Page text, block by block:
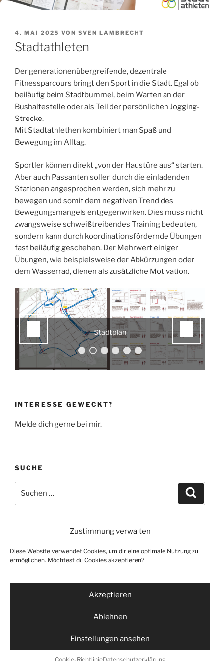
Zustimmung verwalten
Diese Website verwendet Cookies, um dir eine optimale Nutzung zu
ermöglichen. Möchtest du Cookies akzeptieren?
Akzeptieren
Ablehnen
Einstellungen ansehen
Cookie-RichtlinieDatenschutzerklärung
VERÖFFENTLICHT
AM
4. MAI 2025 VON SVEN LAMBRECHT
Stadtathleten
Der generationenübergreifende, dezentrale
Fitnessparcours bringt den Sport in die Stadt. Egal ob
beiläufig beim Stadtbummel, beim Warten an der
Bushaltestelle oder als Teil der persönlichen Jogging-
Strecke.
Mit Stadt­athlethen kombiniert man Spaß und
Bewegung im Alltag.
Sportler können direkt „von der Haustüre aus“ starten.
Aber auch Passanten sollen durch die einladenden
Stationen angesprochen werden, sich mehr zu
bewegen und somit dem negativen Trend des
Bewegungsmangels entgegenwirken. Dies muss nicht
zwangsweise schweißtreibendes Training bedeuten,
sondern kann durch koordinationsfördernde Übungen
fast beiläufig geschehen. Der Mehrwert einiger
Übungen, wie beispielsweise der Abkürzungen oder
dem Wasserrad, dienen als zusätzliche Motivation.
Stadtplan
INTERESSE GEWECKT?
Melde dich gerne bei mir.
SUCHE
nach:
Cookie-Richtlinie (EU)
Mooswerk